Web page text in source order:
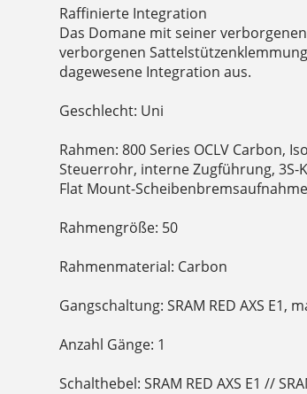
Raffinierte Integration
Das Domane mit seiner
verborgenen
dagewesene Integration aus.
Geschlecht: Uni
Rahmen: 800 Series OCLV Carbon,
Steuerrohr, interne Zugführung, 3S-
Flat Mount-
Rahmengröße: 50
Rahmenmaterial: Carbon
Gangschaltung: SRAM RED AXS E1,
Anzahl Gänge: 1
Schalthebel: SRAM RED AXS E1 //